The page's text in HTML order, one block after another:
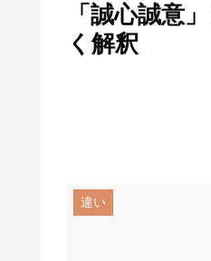
「誠心誠意
く解釈
違い